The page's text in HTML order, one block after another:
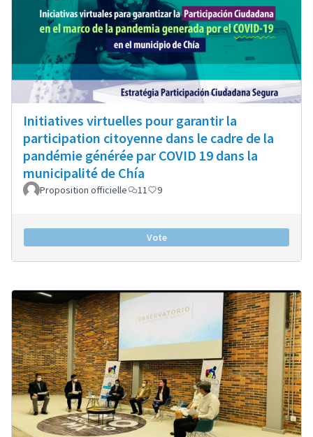
Initiatives virtuelles pour garantir la
participation citoyenne dans le cadre de la
pandémie générée par COVID 19 dans la
municipalité de Chía
Proposition officielle 11 9
Vote